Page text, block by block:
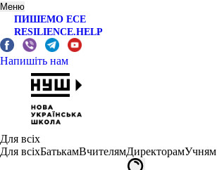
Меню
ПИШЕМО ЕСЕ
RESILIENCE.HELP
Напишіть нам
Для всіх
Для всіхБатькамВчителямДиректорамУчням